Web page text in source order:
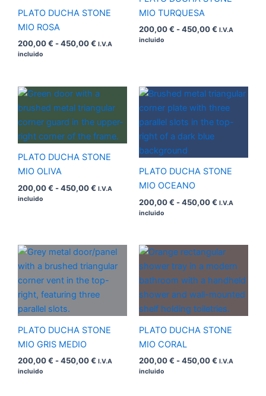
PLATO DUCHA STONE
MIO ROSA
200,00€ -450,00€ I.V.A
incluido
MIO TURQUESA
200,00€ -450,00€ I.V.A
incluido
PLATO DUCHA STONE
MIO OLIVA
200,00€ -450,00€
Rango
precios:
desde
200,00 €
hasta
I.V.A
incluido
PLATO DUCHA STONE
MIO OCEANO
200,00€ -450,00€
Rango
precios:
desde
I.V.A
incluido
PLATO DUCHA STONE
MIO GRIS MEDIO
200,00€ -450,00€
Rango
de
precios:
desde
hasta
I.V.A
incluido
PLATO DUCHA STONE
MIO CORAL
200,00€ -450,00€
Rango
precios:
desde
200,00 €
hasta
450,00 €
I.V.A
incluido